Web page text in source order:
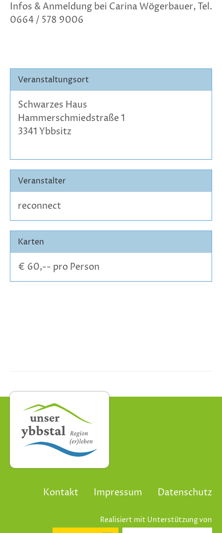
Infos & Anmeldung bei Carina Wögerbauer, Tel.
0664 / 578 9006
Veranstaltungsort
Schwarzes Haus
Hammerschmiedstraße 1
3341 Ybbsitz
Veranstalter
reconnect
Karten
€ 60,-- pro Person
Kontakt Impressum Datenschutz
Realisiert mit Unterstützung von